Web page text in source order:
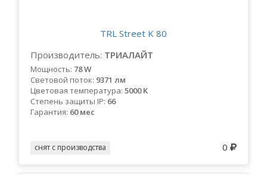
TRL Street K 80
Производитель: ТРИАЛАЙТ
Мощность: 78 W
Световой поток: 9371 лм
Цветовая температура: 5000 K
Степень защиты IP: 66
Гарантия: 60 мес
0
снят с производства